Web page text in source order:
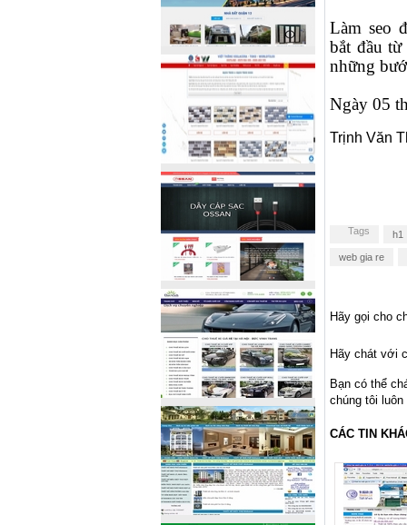
Làm seo
bắt đầu
những
Ngày 05
Trịnh Văn
Tags h1
web gia re
Hãy gọi cho
Hãy chát với
Bạn có thể
chúng tôi
CÁC TIN